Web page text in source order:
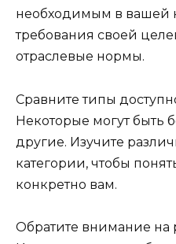
необходимым в вашей
требования своей
отраслевые нормы.
Сравните типы
Некоторые могут быть
другие. Изучите
категории, чтобы
конкретно вам.
Обратите внимание на